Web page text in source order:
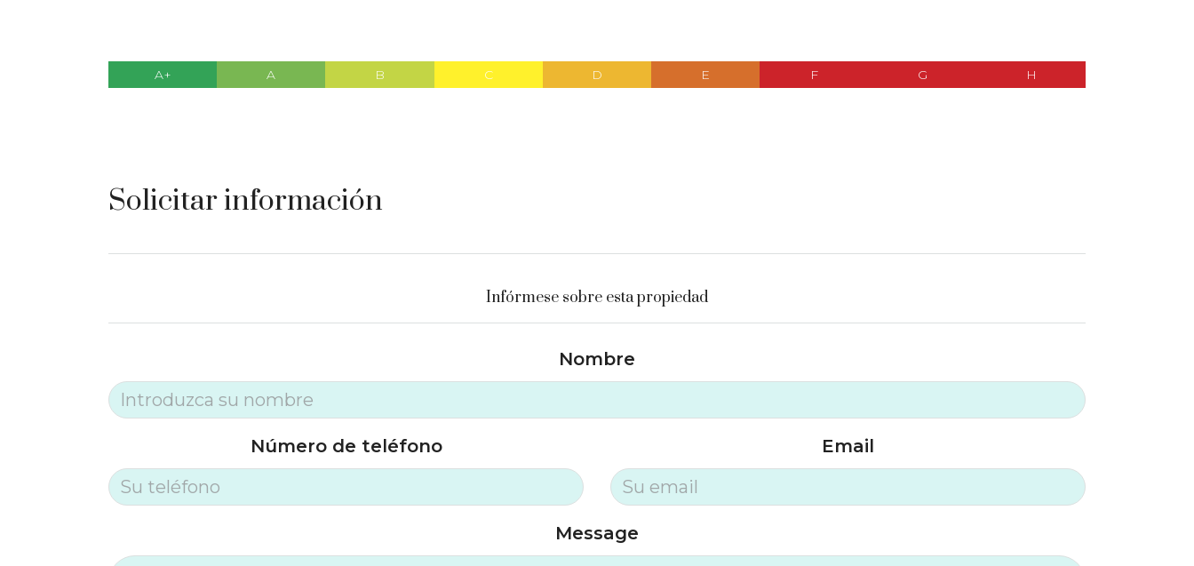
A+ A B C D E F G H
Solicitar información
Infórmese sobre esta propiedad
Nombre
Número de teléfono Email
Message